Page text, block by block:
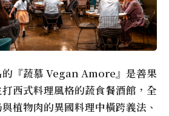
的『蔬慕 Vegan Amore』是善果
西式料理風格的蔬食餐酒館，全
植物肉的異國料理中橫跨義法、